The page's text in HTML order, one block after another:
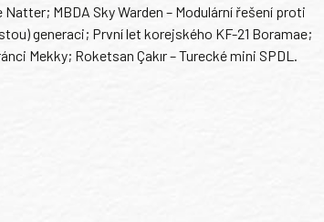
MBDA Sky Warden – Modulární řešení proti
generaci; První let korejského KF-21 Boramae;
Mekky; Roketsan Çakır – Turecké mini SPDL.